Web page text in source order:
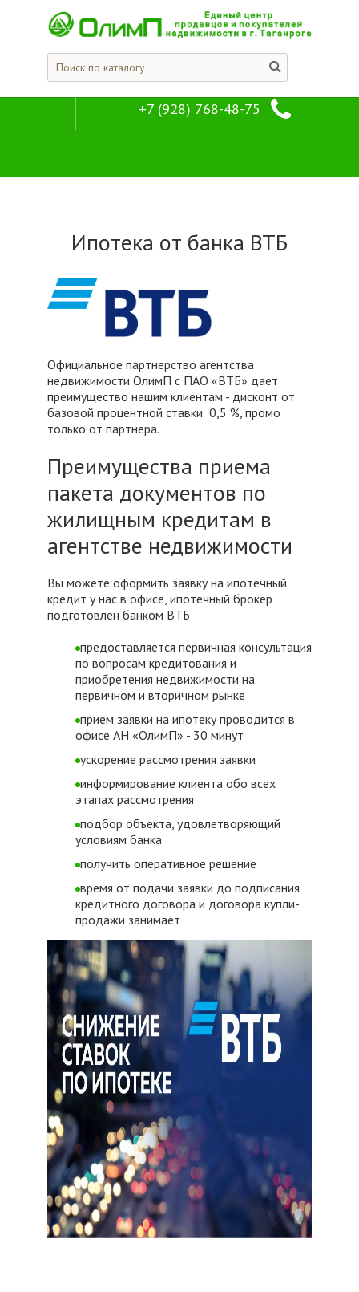
+7 (928) 768-48-75
Ипотека от банка ВТБ
Официальное партнерство агентства
недвижимости ОлимП с ПАО «ВТБ» дает
преимущество нашим клиентам - дисконт от
базовой процентной ставки 0,5 %, промо
только от партнера.
Преимущества приема
пакета документов по
жилищным кредитам в
агентстве недвижимости
Вы можете оформить заявку на ипотечный
кредит у нас в офисе, ипотечный брокер
подготовлен банком ВТБ
предоставляется первичная консультация
по вопросам кредитования и
приобретения недвижимости на
первичном и вторичном рынке
прием заявки на ипотеку проводится в
офисе АН «ОлимП» - 30 минут
ускорение рассмотрения заявки
информирование клиента обо всех
этапах рассмотрения
подбор объекта, удовлетворяющий
условиям банка
получить оперативное решение
время от подачи заявки до подписания
кредитного договора и договора купли-
продажи занимает